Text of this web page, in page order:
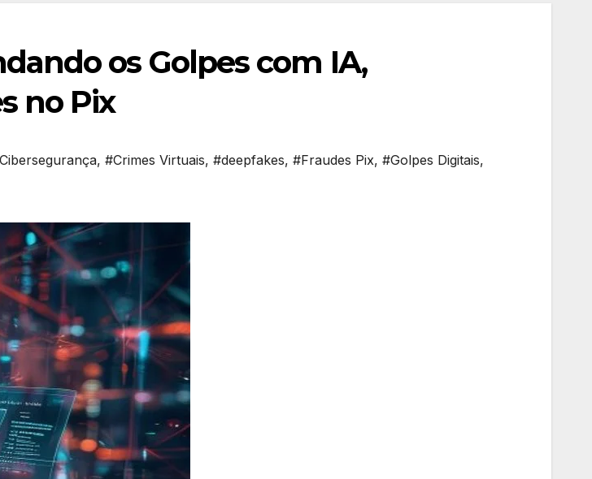
os Golpes com IA,
no Pix
, #Crimes Virtuais, #deepfakes, #Fraudes Pix, #Golpes Digitais,